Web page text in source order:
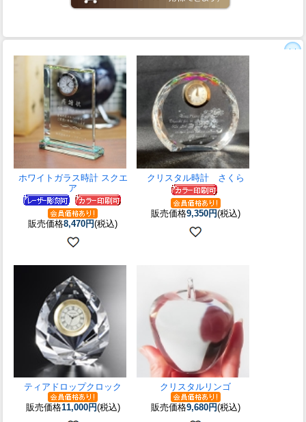
ホワイトガラス時計 スクエ
ア
販売価格8,470円(税込)
クリスタル時計 さくら
販売価格9,350円(税込)
ティアドロップクロック
販売価格11,000円(税込)
クリスタルリンゴ
販売価格9,680円(税込)